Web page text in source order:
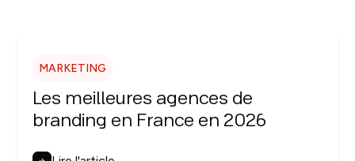
MARKETING
Les meilleures agences de
branding en France en 2026